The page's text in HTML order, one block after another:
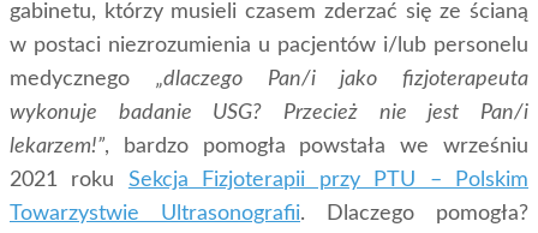
gabinetu, którzy musieli czasem zderzać się ze ścianą
w postaci niezrozumienia u pacjentów i/lub personelu
medycznego „dlaczego Pan/i jako fizjoterapeuta
wykonuje badanie USG? Przecież nie jest Pan/i
lekarzem!”, bardzo pomogła powstała we wrześniu
2021 roku Sekcja Fizjoterapii przy PTU – Polskim
Towarzystwie Ultrasonografii. Dlaczego pomogła?